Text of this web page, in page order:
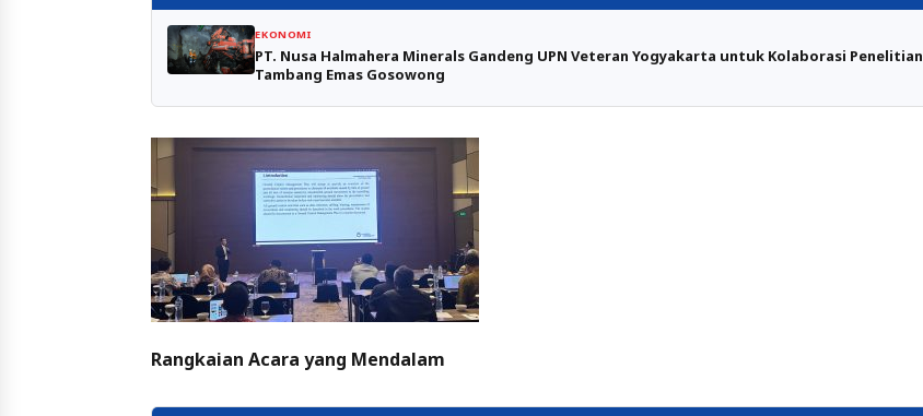
EKONOMI
PT. Nusa Halmahera Minerals Gandeng UPN Veteran Yogyakarta untuk Kolaborasi Penelitian
Tambang Emas Gosowong
Rangkaian Acara yang Mendalam